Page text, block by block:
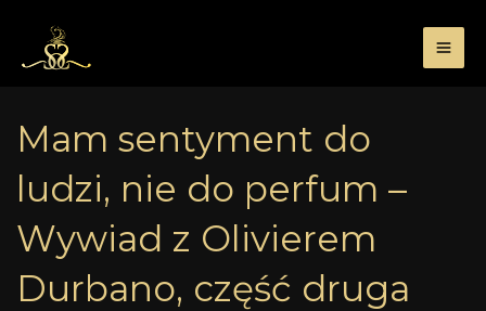
treści
Mam sentyment do
ludzi, nie do perfum –
Wywiad z Olivierem
Durbano, część druga